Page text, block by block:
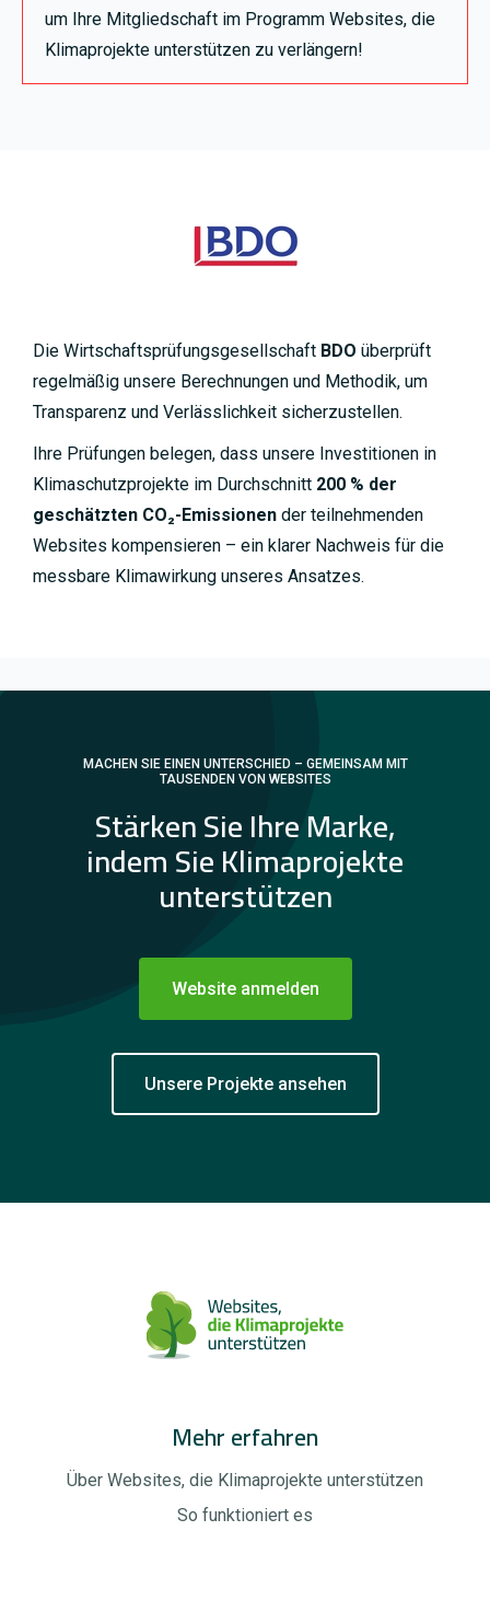
um Ihre Mitgliedschaft im Programm Websites, die
Klimaprojekte unterstützen zu verlängern!
Die Wirtschaftsprüfungsgesellschaft BDO überprüft
regelmäßig unsere Berechnungen und Methodik, um
Transparenz und Verlässlichkeit sicherzustellen.
Ihre Prüfungen belegen, dass unsere Investitionen in
Klimaschutzprojekte im Durchschnitt 200 % der
geschätzten CO₂-Emissionen der teilnehmenden
Websites kompensieren – ein klarer Nachweis für die
messbare Klimawirkung unseres Ansatzes.
MACHEN SIE EINEN UNTERSCHIED – GEMEINSAM MIT
TAUSENDEN VON WEBSITES
Stärken Sie Ihre Marke,
indem Sie Klimaprojekte
unterstützen
Website anmelden
Unsere Projekte ansehen
Mehr erfahren
Über Websites, die Klimaprojekte unterstützen
So funktioniert es